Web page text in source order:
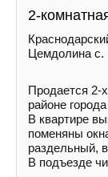
2-
Цемдолина с.
Продается 2-
районе
В квартире
поменяны
раздельный,
В подъезде